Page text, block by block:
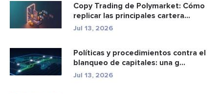
Copy Trading de Polymarket: Cómo
replicar las principales cartera...
Jul 13, 2026
Políticas y procedimientos contra el
blanqueo de capitales: una g...
Jul 13, 2026